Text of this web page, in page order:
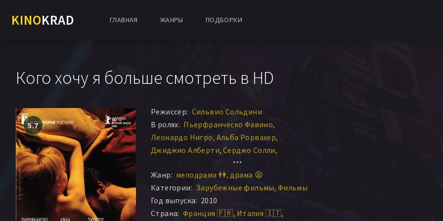
KINOKRAD ГЛАВНАЯ ЖАНРЫ ПОДБОРКИ
Кого хочу я больше смотреть в HD
5.7
Режиссер: Сильвио Сольдини
В ролях: Пьерфранческо Фавино
Леонардо Нигро Альба Рорвахер
Джиджио Алберти Серджо Солли
Элизабетта Пикколомини
Тереза Сапонанджело Джузеппе Баттистон
Фабио Тройяно Моника Нэппо
Татьяна Лепоре Джизелла Буринато
Антонино Брускетта Клаудия Коли
Жанр: мелодрама 👫 драма 😫
Категории: Зарубежные фильмы Фильмы
Год выпуска: 2010
Страна: Франция 🇫🇷 Италия 🇮🇹